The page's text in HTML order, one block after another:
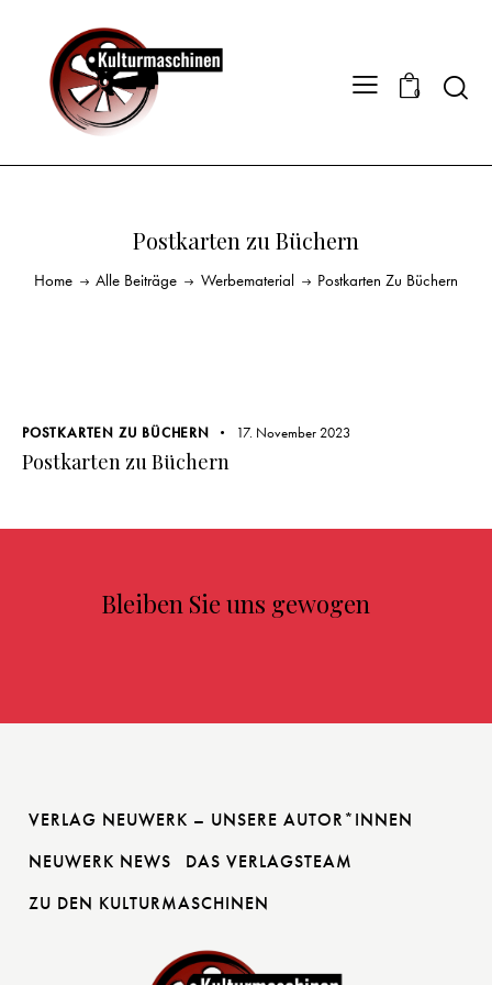
0
Postkarten zu Büchern
Home Alle Beiträge Werbematerial Postkarten Zu Büchern
POSTKARTEN ZU BÜCHERN 17. November 2023
Postkarten zu Büchern
Bleiben Sie uns gewogen
VERLAG NEUWERK – UNSERE AUTOR*INNEN
NEUWERK NEWS
DAS VERLAGSTEAM
ZU DEN KULTURMASCHINEN